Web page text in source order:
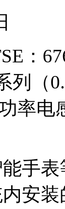
：
列（
率电
手
安